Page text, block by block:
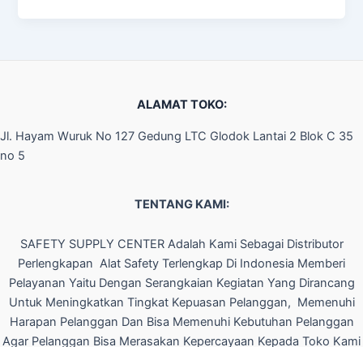
ALAMAT TOKO:
Jl. Hayam Wuruk No 127 Gedung LTC Glodok Lantai 2 Blok C 35
no 5
TENTANG KAMI:
SAFETY SUPPLY CENTER Adalah Kami Sebagai Distributor
Perlengkapan Alat Safety Terlengkap Di Indonesia Memberi
Pelayanan Yaitu Dengan Serangkaian Kegiatan Yang Dirancang
Untuk Meningkatkan Tingkat Kepuasan Pelanggan, Memenuhi
Harapan Pelanggan Dan Bisa Memenuhi Kebutuhan Pelanggan
Agar Pelanggan Bisa Merasakan Kepercayaan Kepada Toko Kami